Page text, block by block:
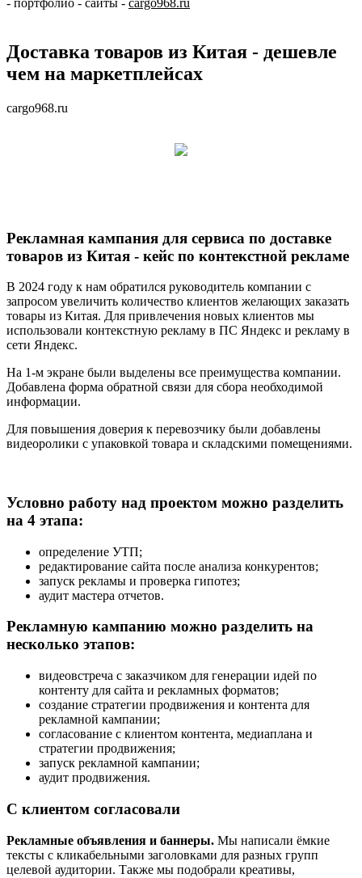
- портфолио - сайты - cargo968.ru
Доставка товаров из Китая - дешевле
чем на маркетплейсах
cargo968.ru
Рекламная кампания для сервиса по доставке
товаров из Китая - кейс по контекстной рекламе
В 2024 году к нам обратился руководитель компании с
запросом увеличить количество клиентов желающих заказать
товары из Китая. Для привлечения новых клиентов мы
использовали контекстную рекламу в ПС Яндекс и рекламу в
сети Яндекс.
На 1-м экране были выделены все преимущества компании.
Добавлена форма обратной связи для сбора необходимой
информации.
Для повышения доверия к перевозчику были добавлены
видеоролики с упаковкой товара и складскими помещениями.
Условно работу над проектом можно разделить
на 4 этапа:
определение УТП;
редактирование сайта после анализа конкурентов;
запуск рекламы и проверка гипотез;
аудит мастера отчетов.
Рекламную кампанию можно разделить на
несколько этапов:
видеовстреча с заказчиком для генерации идей по
контенту для сайта и рекламных форматов;
создание стратегии продвижения и контента для
рекламной кампании;
согласование с клиентом контента, медиаплана и
стратегии продвижения;
запуск рекламной кампании;
аудит продвижения.
С клиентом согласовали
Рекламные объявления и баннеры. Мы написали ёмкие
тексты с кликабельными заголовками для разных групп
целевой аудитории. Также мы подобрали креативы,